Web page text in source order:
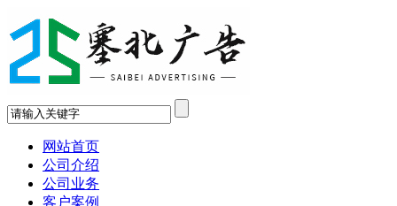
网站首页
公司介绍
公司业务
客户案例